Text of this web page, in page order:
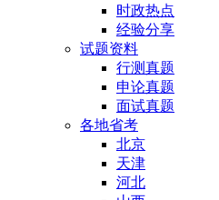
时政热点
经验分享
试题资料
行测真题
申论真题
面试真题
各地省考
北京
天津
河北